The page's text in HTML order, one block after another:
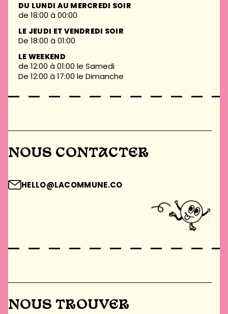
DU LUNDI AU MERCREDI SOIR
de 18:00 à 00:00
LE JEUDI ET VENDREDI SOIR
De 18:00 à 01:00
LE WEEKEND
de 12:00 à 01:00 le Samedi
De 12:00 à 17:00 le Dimanche
NOUS CONTACTER
HELLO@LACOMMUNE.CO
NOUS TROUVER